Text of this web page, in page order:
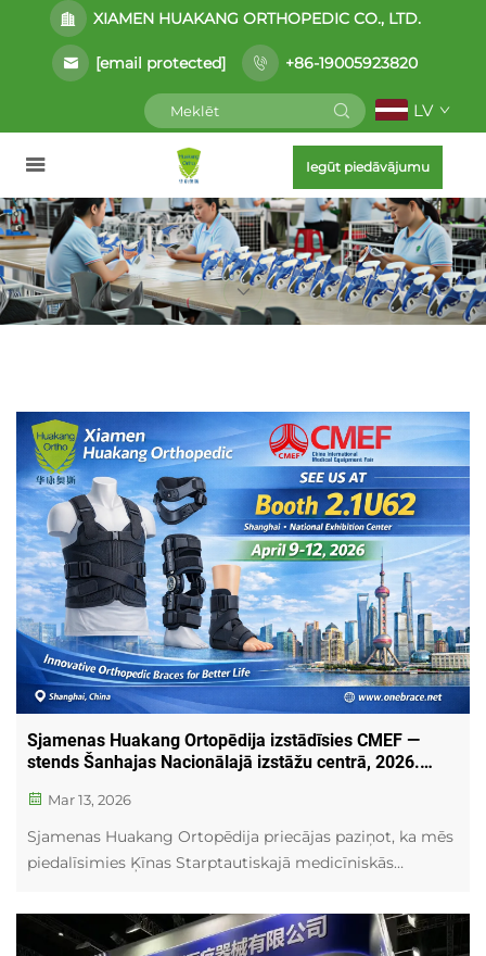
XIAMEN HUAKANG ORTHOPEDIC CO., LTD.
[email protected] +86-19005923820
LV
Iegūt piedāvājumu
Sjamenas Huakang Ortopēdija izstādīsies CMEF —
stends Šanhajas Nacionālajā izstāžu centrā, 2026.
Mar 13, 2026
Sjamenas Huakang Ortopēdija priecājas paziņot, ka mēs
piedalīsimies Ķīnas Starptautiskajā medicīniskās
aprīlim. Apmeklējiet mūs stendā 2.1U62 Šanhajas
Nacionālajā izstāžu centrā, lai iepazītos ar mūsu